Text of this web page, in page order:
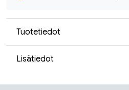
Tuotetiedot
Lisätiedot